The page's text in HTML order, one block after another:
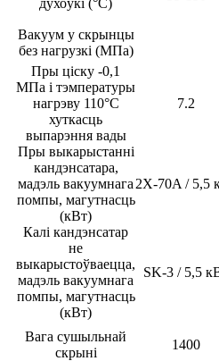
Вакуум у скрынцы
без нагрузкі (МПа)
Пры ціску -0,1
МПа і тэмпературы
нагрэву 110°C
хуткасць
выпарэння вады
7.2
Пры выкарыстанні
кандэнсатара,
мадэль вакуумнага
помпы, магутнасць
(кВт)
2X-70A / 5,5
Калі кандэнсатар
не
выкарыстоўваецца,
мадэль вакуумнага
помпы, магутнасць
(кВт)
SK-3 / 5,5
Вага сушыльнай
скрыні
1400